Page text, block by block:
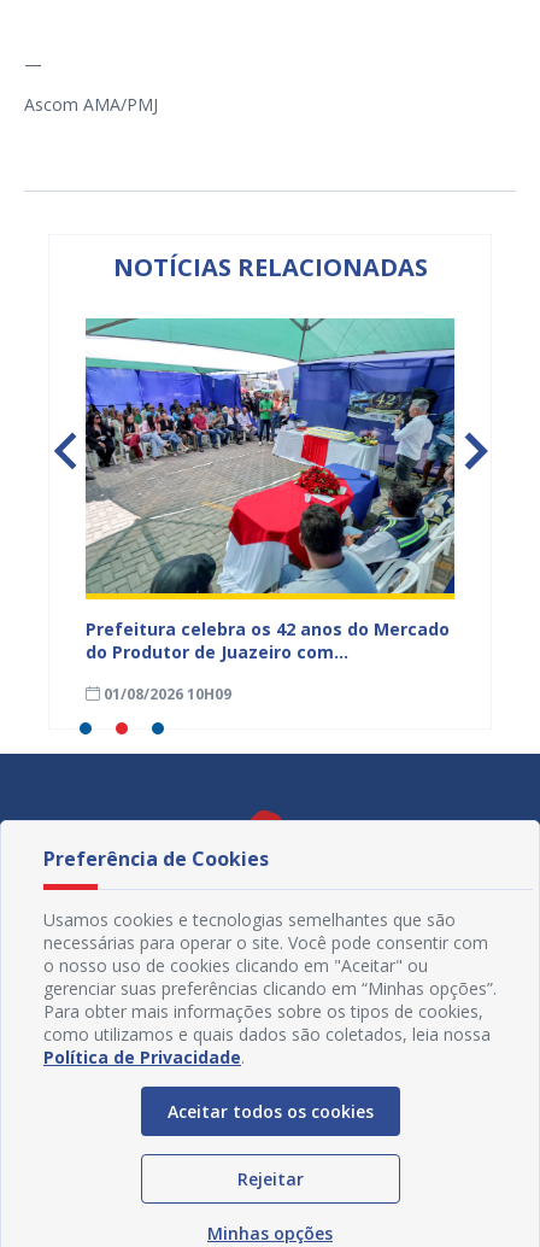
—
Ascom AMA/PMJ
NOTÍCIAS RELACIONADAS
Prefeitura celebra os 42 anos do Mercado
do Produtor de Juazeiro com
01/08/2026 10H09
Redes Sociais
Preferência de Cookies
Usamos cookies e tecnologias semelhantes que são
necessárias para operar o site. Você pode consentir com
o nosso uso de cookies clicando em "Aceitar" ou
gerenciar suas preferências clicando em “Minhas opções”.
Para obter mais informações sobre os tipos de cookies,
como utilizamos e quais dados são coletados, leia nossa
Política de Privacidade.
Aceitar todos os cookies
Rejeitar
Minhas opções